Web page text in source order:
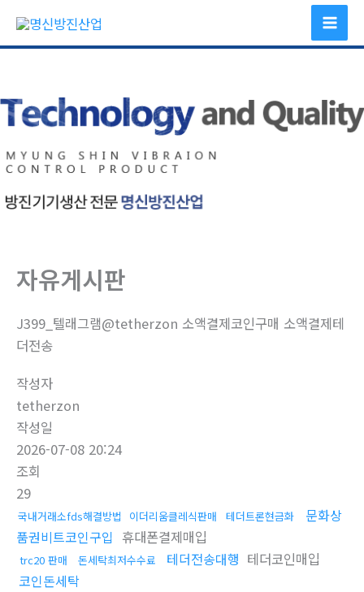
츠
건
너
기
자유게시판
J399_텔래그램@tetherzon 소액결제코인구매 소액결제테
더전송
작성자
tetherzon
작성일
2026-07-08 20:24
조회
29
국내거래소fds해결방법 이더리움클레식판매 테더트론현금화
문화상
품권비트코인구입 휴대폰결제매입
trc20 판매 돈세탁최저수수료 테더전송대행 테더코인매입
코인돈세탁